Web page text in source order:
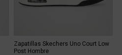
Zapatillas Skechers Uno Court Low
Post Hombre